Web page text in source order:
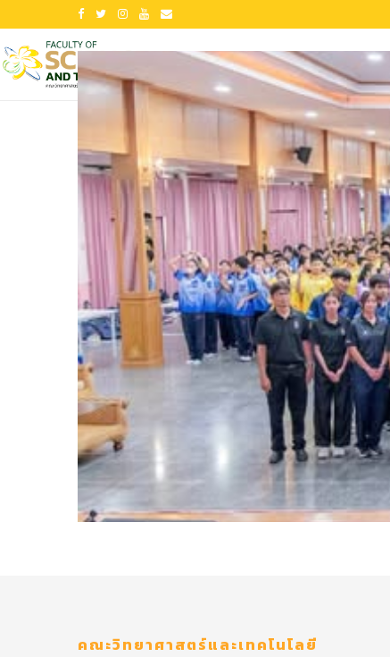
ประกาศรายชื่อผู้ผ่านการคัดเลือกเพื่อยืนยันสิทธิ์เข้าศึก
หน้าแรก ข้อมูลเกี่ยวกับคณะ ข่าวประช
คณะวิทยาศาสตร์และเทคโนโลยี